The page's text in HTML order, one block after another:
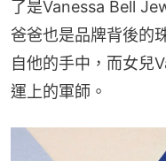
了是Vanessa Bell
爸爸也是品牌背後的
自他的手中，而女兒
運上的軍師。